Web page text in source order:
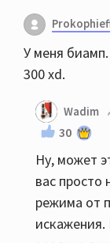
У меня
300 xd.
Wadim
30
Ну, может
вас просто
режима от